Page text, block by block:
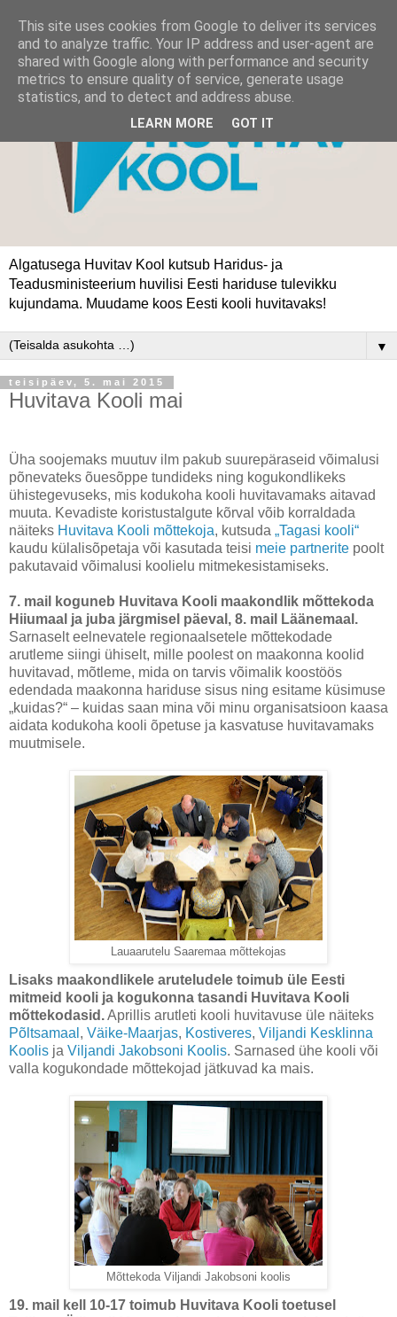
Algatusega Huvitav Kool kutsub Haridus- ja
Teadusministeerium huvilisi Eesti hariduse tulevikku
kujundama. Muudame koos Eesti kooli huvitavaks!
▼
teisipäev, 5. mai 2015
Huvitava Kooli mai
Üha soojemaks muutuv ilm pakub suurepäraseid võimalusi
põnevateks õuesõppe tundideks ning kogukondlikeks
ühistegevuseks, mis kodukoha kooli huvitavamaks aitavad
muuta. Kevadiste koristustalgute kõrval võib korraldada
näiteks Huvitava Kooli mõttekoja, kutsuda „Tagasi kooli“
kaudu külalisõpetaja või kasutada teisi meie partnerite poolt
pakutavaid võimalusi koolielu mitmekesistamiseks.
7. mail koguneb Huvitava Kooli maakondlik mõttekoda
Hiiumaal ja juba järgmisel päeval, 8. mail Läänemaal.
Sarnaselt eelnevatele regionaalsetele mõttekodade
arutleme siingi ühiselt, mille poolest on maakonna koolid
huvitavad, mõtleme, mida on tarvis võimalik koostöös
edendada maakonna hariduse sisus ning esitame küsimuse
„kuidas?“ – kuidas saan mina või minu organisatsioon kaasa
aidata kodukoha kooli õpetuse ja kasvatuse huvitavamaks
muutmisele.
Lauaarutelu Saaremaa mõttekojas
Lisaks maakondlikele aruteludele toimub üle Eesti
mitmeid kooli ja kogukonna tasandi Huvitava Kooli
mõttekodasid.Aprillis arutleti kooli huvitavuse üle näiteks
Põltsamaal , Väike-Maarjas, Kostiveres, Viljandi Kesklinna
Koolis ja Viljandi Jakobsoni Koolis. Sarnased ühe kooli või
valla kogukondade mõttekojad jätkuvad ka mais.
Mõttekoda Viljandi Jakobsoni koolis
19. mail kell 10-17 toimub Huvitava Kooli toetusel
This site uses cookies from Google to deliver its services
and to analyze traffic. Your IP address and user-agent are
shared with Google along with performance and security
metrics to ensure quality of service, generate usage
statistics, and to detect and address abuse.
LEARN MORE GOT IT